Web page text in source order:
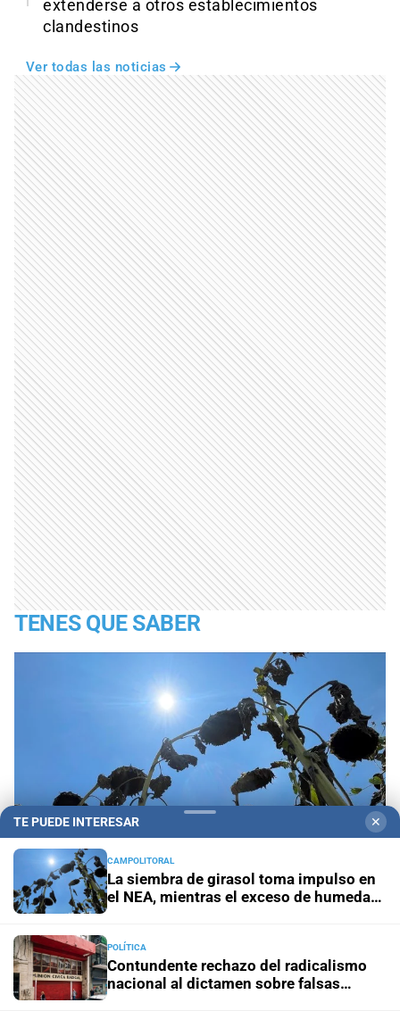
extenderse a otros establecimientos
clandestinos
Ver todas las noticias
TENES QUE SABER
mientras el exceso de humedad condiciona la
campaña
TE PUEDE INTERESAR ✕
CAMPOLITORAL
La siembra de girasol toma impulso en
el NEA, mientras el exceso de humedad
POLÍTICA
Contundente rechazo del radicalismo
nacional al dictamen sobre falsas